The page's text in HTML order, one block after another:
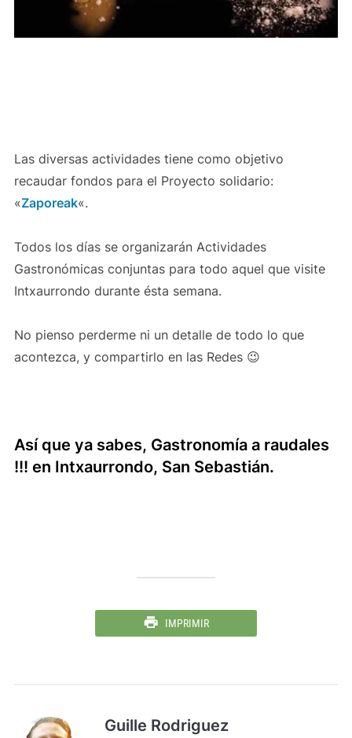
Las diversas actividades tiene como objetivo
recaudar fondos para el Proyecto solidario:
«Zaporeak«.
Todos los días se organizarán Actividades
Gastronómicas conjuntas para todo aquel que visite
Intxaurrondo durante ésta semana.
No pienso perderme ni un detalle de todo lo que
acontezca, y compartirlo en las Redes 😉
Así que ya sabes, Gastronomía a raudales
!!! en Intxaurrondo, San Sebastián.
IMPRIMIR
Guille Rodriguez